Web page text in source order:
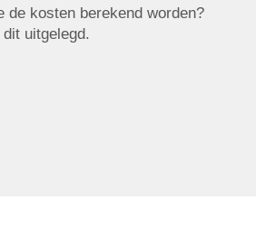
de kosten berekend worden?
uitgelegd.